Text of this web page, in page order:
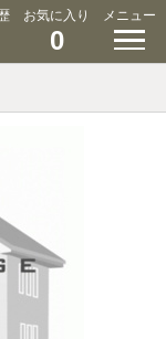
お気に入り
0
メニュー